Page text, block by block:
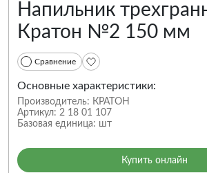
Напильник
Кратон №2 150 мм
Сравнение
Основные характеристики:
Производитель: КРАТОН
Артикул: 2 18 01 107
Базовая единица: шт
Купить онлайн